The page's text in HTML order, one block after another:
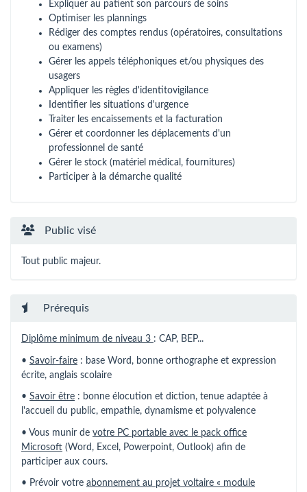
Expliquer au patient son parcours de soins
Optimiser les plannings
Rédiger des comptes rendus (opératoires, consultations
ou examens)
Gérer les appels téléphoniques et/ou physiques des
usagers
Appliquer les règles d'identitovigilance
Identifier les situations d'urgence
Traiter les encaissements et la facturation
Gérer et coordonner les déplacements d'un
professionnel de santé
Gérer le stock (matériel médical, fournitures)
Participer à la démarche qualité
Public visé
Tout public majeur.
Prérequis
Diplôme minimum de niveau 3 : CAP, BEP...
• Savoir-faire : base Word, bonne orthographe et expression
écrite, anglais scolaire
• Savoir être : bonne élocution et diction, tenue adaptée à
l'accueil du public, empathie, dynamisme et polyvalence
• Vous munir de votre PC portable avec le pack office
Microsoft (Word, Excel, Powerpoint, Outlook) afin de
participer aux cours.
• Prévoir votre abonnement au projet voltaire « module